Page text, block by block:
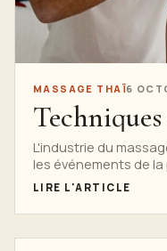
MASSAGE THAÏ6
L'industrie du
les événements de
nous...
LIRE L'ARTICLE